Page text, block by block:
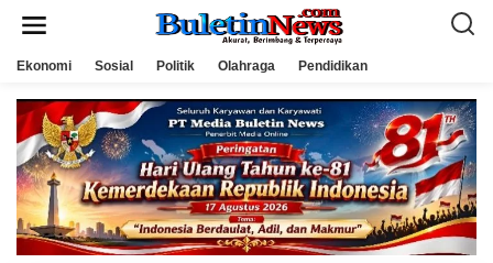
Ekonomi Sosial Politik Olahraga Pendidikan